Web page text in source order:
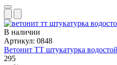
В наличии
Артикул: 0848
Ветонит ТТ штукатурка
295